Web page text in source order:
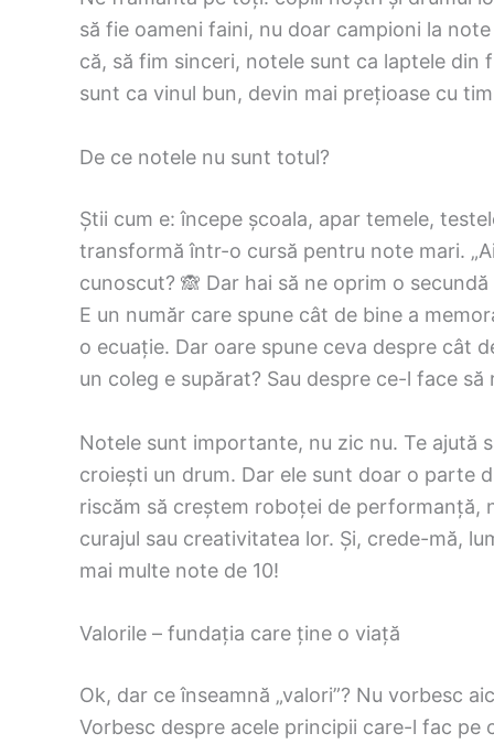
să fie oameni faini, nu doar campioni la
că, să fim sinceri, notele sunt ca laptele din
sunt ca vinul bun, devin mai prețioase cu
De ce notele nu sunt totul?
Știi cum e: începe școala, apar temele,
transformă într-o cursă pentru note mari.
cunoscut? 🙈 Dar hai să ne oprim o
E un număr care spune cât de bine a
o ecuație. Dar oare spune ceva despre cât
un coleg e supărat? Sau despre ce-l face să
Notele sunt importante, nu zic nu. Te ajută
croiești un drum. Dar ele sunt doar o parte
riscăm să creștem roboței de performanță,
curajul sau creativitatea lor. Și, crede-mă,
mai multe note de 10!
Valorile – fundația care ține o viață
Ok, dar ce înseamnă „valori”? Nu vorbesc
Vorbesc despre acele principii care-l fac pe